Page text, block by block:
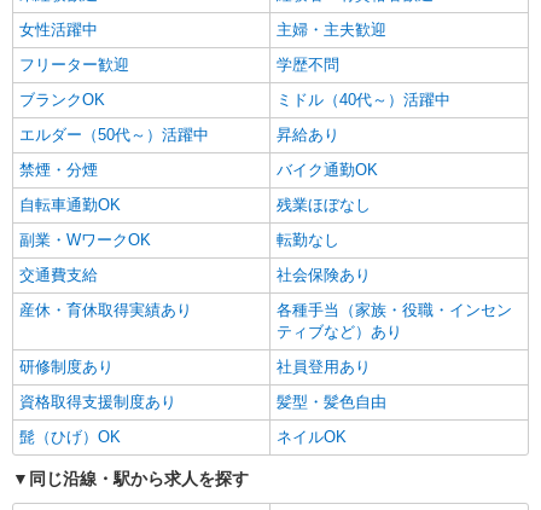
女性活躍中
主婦・主夫歓迎
フリーター歓迎
学歴不問
ブランクOK
ミドル（40代～）活躍中
エルダー（50代～）活躍中
昇給あり
禁煙・分煙
バイク通勤OK
自転車通勤OK
残業ほぼなし
副業・WワークOK
転勤なし
交通費支給
社会保険あり
産休・育休取得実績あり
各種手当（家族・役職・インセン
ティブなど）あり
研修制度あり
社員登用あり
資格取得支援制度あり
髪型・髪色自由
髭（ひげ）OK
ネイルOK
同じ沿線・駅から求人を探す